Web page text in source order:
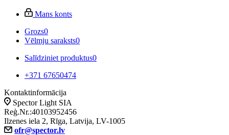
Mans konts
Grozs0
Vēlmju saraksts0
Salīdziniet produktus0
+371 67650474
Kontaktinformācija
Spector Light SIA
Reģ.Nr.:40103952456
Ilzenes iela 2, Rīga, Latvija, LV-1005
ofr@spector.lv